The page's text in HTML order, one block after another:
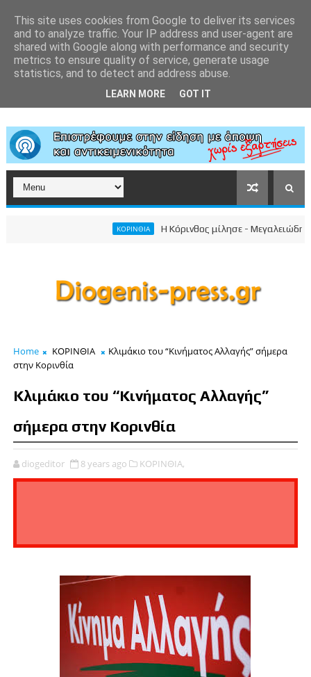
ΚΟΡΙΝΘΙΑ Η Κόρινθος μίλησε - Μεγαλειώδης
Home ΚΟΡΙΝΘΙΑ
Κλιμάκιο του “Κινήματος Αλλαγής” σήμερα
στην Κορινθία
Κλιμάκιο του “Κινήματος Αλλαγής”
σήμερα στην Κορινθία
diogeditor 8 years ago ΚΟΡΙΝΘΙΑ,
This site uses cookies from Google to deliver its services
and to analyze traffic. Your IP address and user-agent are
shared with Google along with performance and security
metrics to ensure quality of service, generate usage
statistics, and to detect and address abuse.
LEARN MORE GOT IT